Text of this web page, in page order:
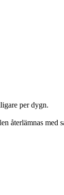
per dygn.
återlämnas med